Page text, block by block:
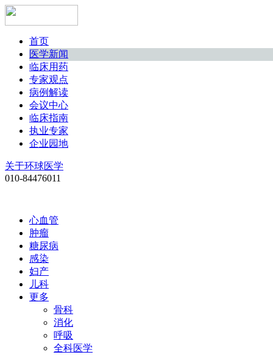
首页
医学新闻
临床用药
专家观点
病例解读
会议中心
临床指南
执业专家
企业园地
关于环球医学
010-84476011
心血管
肿瘤
糖尿病
感染
妇产
儿科
更多
骨科
消化
呼吸
全科医学